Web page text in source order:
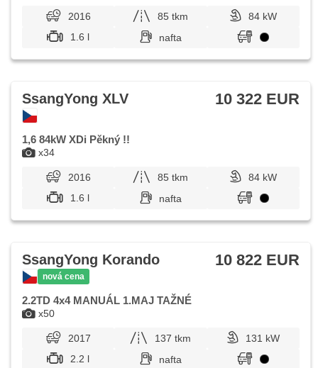
2016 85 tkm
84 kW
1.6 l
nafta
x34
SsangYong XLV 10 322 EUR
1,6 84kW XDi Pěkný !!
2016 85 tkm
84 kW
1.6 l
nafta
x50
SsangYong Korando
nová cena
10 822 EUR
2.2TD 4x4 MANUÁL 1.MAJ TAŽNÉ
2017 137 tkm
131 kW
2.2 l
nafta